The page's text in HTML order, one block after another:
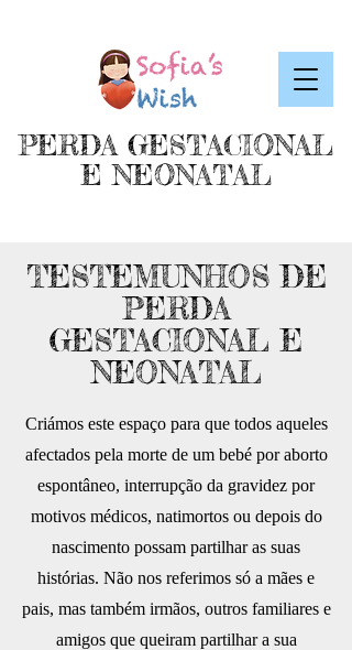
PERDA GESTACIONAL
E NEONATAL
TESTEMUNHOS DE
PERDA
GESTACIONAL E
NEONATAL
Criámos este espaço para que todos aqueles
afectados pela morte de um bebé por aborto
espontâneo, interrupção da gravidez por
motivos médicos, natimortos ou depois do
nascimento possam partilhar as suas
histórias. Não nos referimos só a mães e
pais, mas também irmãos, outros familiares e
amigos que queiram partilhar a sua